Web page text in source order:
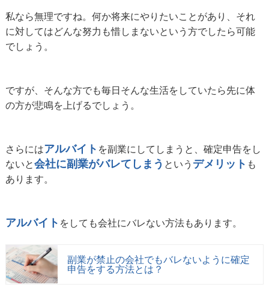
私なら無理ですね。何か将来にやりたいことがあり、それ
に対してはどんな努力も惜しまないという方でしたら可能
でしょう。
ですが、そんな方でも毎日そんな生活をしていたら先に体
の方が悲鳴を上げるでしょう。
さらにはアルバイト を副業にしてしまうと、確定申告をし
ないと会社に副業がバレてしまう という デメリット も
あります。
アルバイト をしても会社にバレない方法もあります。
副業が禁止の会社でもバレないように確定
申告をする方法とは？